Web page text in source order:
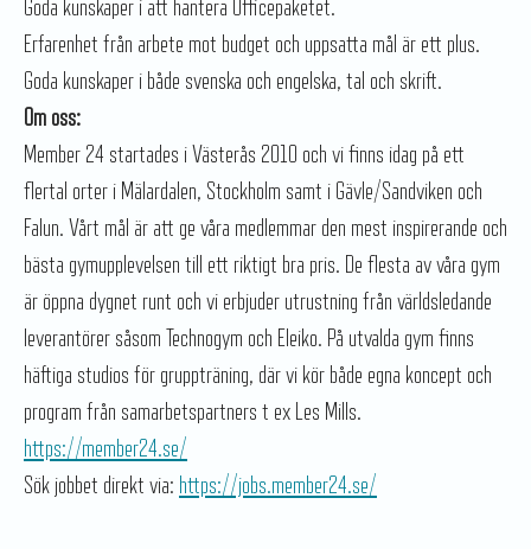
Goda kunskaper i att hantera Officepaketet.
Erfarenhet från arbete mot budget och uppsatta mål är ett plus.
Goda kunskaper i både svenska och engelska, tal och skrift.
Om oss:
Member 24 startades i Västerås 2010 och vi finns idag på ett
flertal orter i Mälardalen, Stockholm samt i Gävle/Sandviken och
Falun. Vårt mål är att ge våra medlemmar den mest inspirerande och
bästa gymupplevelsen till ett riktigt bra pris. De flesta av våra gym
är öppna dygnet runt och vi erbjuder utrustning från världsledande
leverantörer såsom Technogym och Eleiko. På utvalda gym finns
häftiga studios för gruppträning, där vi kör både egna koncept och
program från samarbetspartners t ex Les Mills.
https://member24.se/
Sök jobbet direkt via: https://jobs.member24.se/